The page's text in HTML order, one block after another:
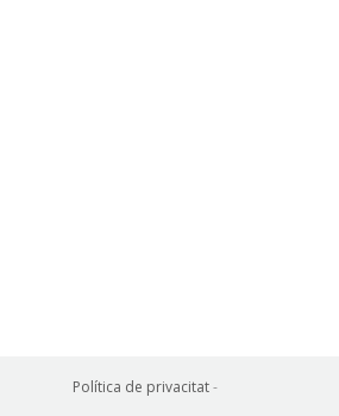
Política de privacitat-